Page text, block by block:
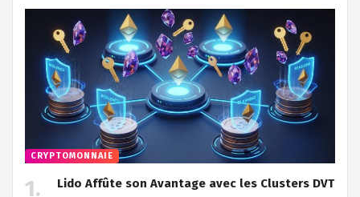
CRYPTOMONNAIE
Lido Affûte son Avantage avec les Clusters DVT